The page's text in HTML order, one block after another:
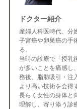
ドクター紹介
産婦人科医時代、分
子宮癌や卵巣癌の手
る。
当時の診療で「授乳
が多いことを痛感し
務後、脂肪吸引・注
より高い技術を会得
長らく女性の身体と
理解し、寄り添う診